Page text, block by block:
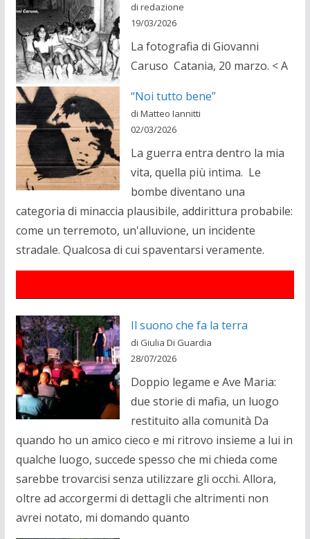
di redazione
19/03/2026
La fotografia di Giovanni
Caruso Catania, 20 marzo. < A
“Noi tutto bene”
di Matteo Iannitti
02/03/2026
La guerra entra dentro la mia
vita, quella più intima. Le
bombe diventano una
categoria di minaccia plausibile, addirittura probabile:
come un terremoto, un'alluvione, un incidente
stradale. Qualcosa di cui spaventarsi veramente.
Il suono che fa la terra
di Giulia Di Guardia
28/07/2026
Doppio legame e Ave Maria:
due storie di mafia, un luogo
restituito alla comunità Da
quando ho un amico cieco e mi ritrovo insieme a lui in
qualche luogo, succede spesso che mi chieda come
sarebbe trovarcisi senza utilizzare gli occhi. Allora,
oltre ad accorgermi di dettagli che altrimenti non
avrei notato, mi domando quanto